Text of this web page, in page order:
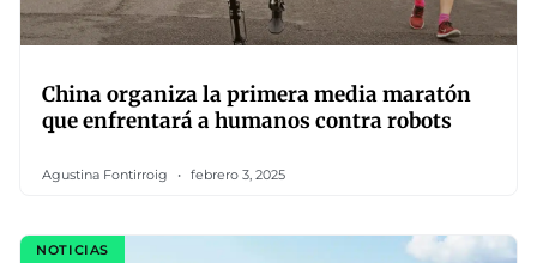
China organiza la primera media maratón
que enfrentará a humanos contra robots
Agustina Fontirroig febrero 3, 2025
NOTICIAS